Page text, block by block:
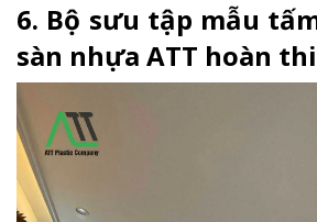
6. Bộ sưu tập mẫu
sàn nhựa ATT hoàn